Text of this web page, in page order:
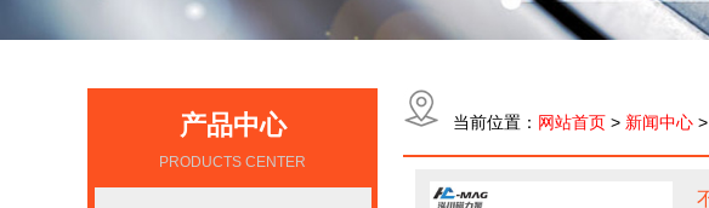
产品中心
PRODUCTS CENTER
当前位置： 网站首页 > 新闻中心 >